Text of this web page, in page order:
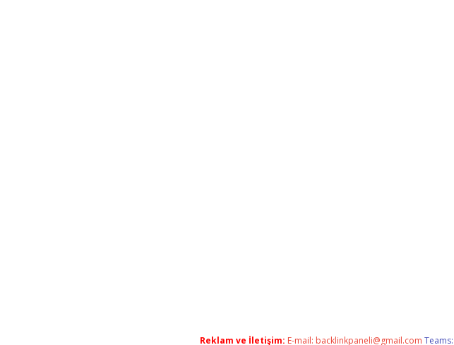
Reklam ve İletişim: E-mail: backlinkpaneli@gmail.com